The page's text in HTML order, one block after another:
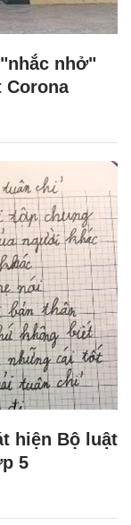
nhở"
Corona
hiện Bộ luật
5